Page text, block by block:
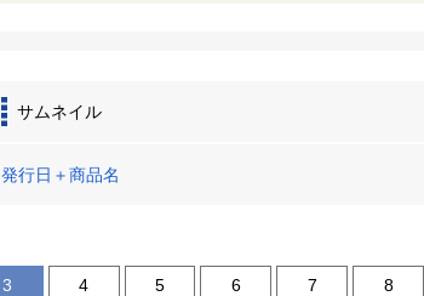
サムネイル
発行日＋商品名
3 4 5 6 7 8